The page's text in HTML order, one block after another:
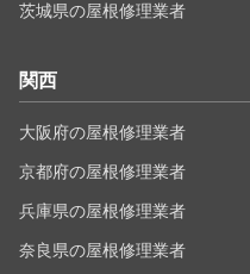
茨城県の屋根修理業者
関西
大阪府の屋根修理業者
京都府の屋根修理業者
兵庫県の屋根修理業者
奈良県の屋根修理業者